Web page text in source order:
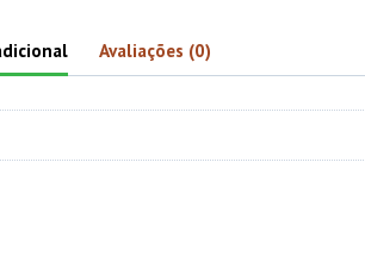
Avaliações (0)